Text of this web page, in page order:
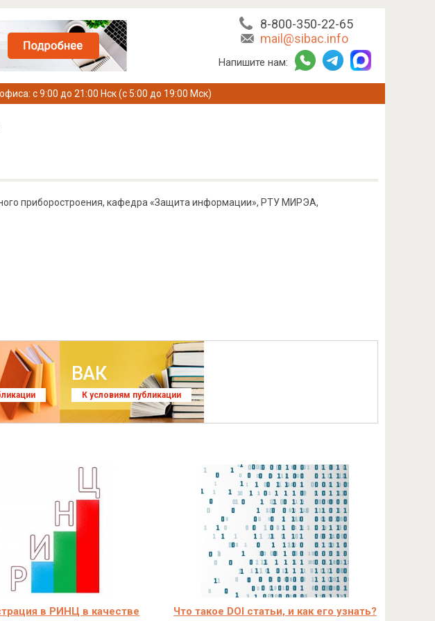
8-800-350-22-65
mail@sibac.info
Напишите нам:
с 9:00 до 21:00 Нск (с 5:00 до 19:00 Мск)
приборостроения, кафедра «Защита информации», РТУ МИРЭА,
ВАК
К условиям публикации
в РИНЦ в качестве
Что такое DOI статьи, и как его узнать?